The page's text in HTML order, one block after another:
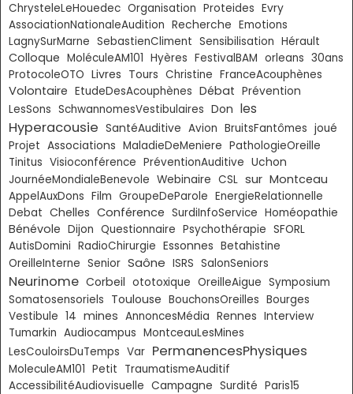
ChrysteleLeHouedec Organisation Proteides Evry
AssociationNationaleAudition Recherche Emotions
LagnySurMarne SebastienCliment Sensibilisation Hérault
Colloque MoléculeAM101 Hyères FestivalBAM orleans 30ans
ProtocoleOTO Livres Tours Christine FranceAcouphènes
Volontaire EtudeDesAcouphènes Débat Prévention
LesSons SchwannomesVestibulaires Don les
Hyperacousie SantéAuditive Avion BruitsFantômes joué
Projet Associations MaladieDeMeniere PathologieOreille
Tinitus Visioconférence PréventionAuditive Uchon
JournéeMondialeBenevole Webinaire CSL sur Montceau
AppelAuxDons Film GroupeDeParole EnergieRelationnelle
Debat Chelles Conférence SurdiInfoService Homéopathie
Bénévole Dijon Questionnaire Psychothérapie SFORL
AutisDomini RadioChirurgie Essonnes Betahistine
OreilleInterne Senior Saône ISRS SalonSeniors
Neurinome Corbeil ototoxique OreilleAigue Symposium
Somatosensoriels Toulouse BouchonsOreilles Bourges
Vestibule 14 mines AnnoncesMédia Rennes Interview
Tumarkin Audiocampus MontceauLesMines
LesCouloirsDuTemps Var PermanencesPhysiques
MoleculeAM101 Petit TraumatismeAuditif
AccessibilitéAudiovisuelle Campagne Surdité Paris15